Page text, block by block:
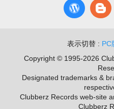
表示切替 : PC
Copyright © 1995-2026
Designated trademarks &
Clubberz Records web-site
Clubberz